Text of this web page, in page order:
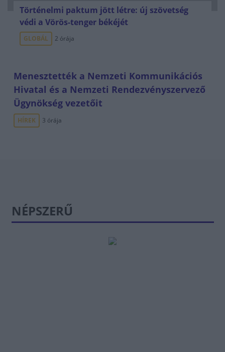
Történelmi paktum jött létre: új szövetség
védi a Vörös-tenger békéjét
GLOBÁL 2 órája
Menesztették a Nemzeti Kommunikációs
Hivatal és a Nemzeti Rendezvényszervező
Ügynökség vezetőit
HÍREK 3 órája
NÉPSZERŰ